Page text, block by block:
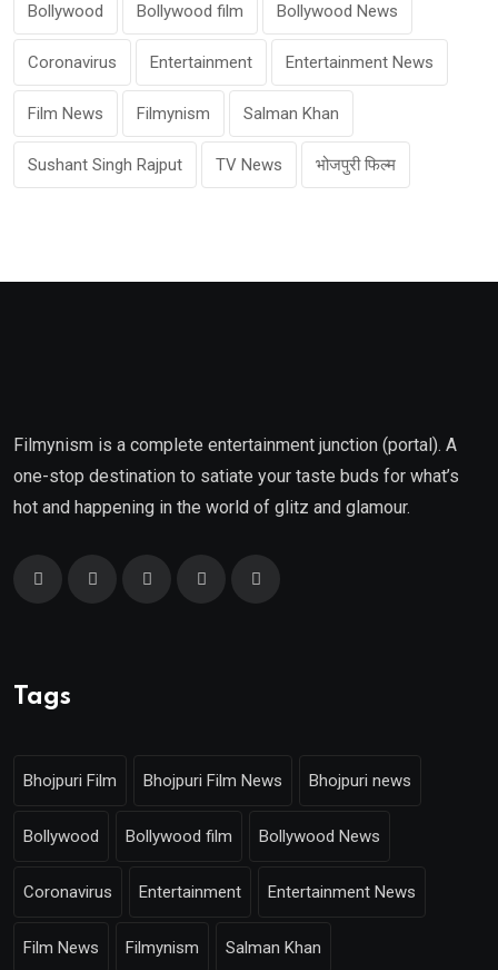
Bollywood Bollywood film Bollywood News
Coronavirus Entertainment Entertainment News
Film News Filmynism Salman Khan
Sushant Singh Rajput TV News भोजपुरी फिल्म
Filmynism is a complete entertainment junction (portal). A
one-stop destination to satiate your taste buds for what’s
hot and happening in the world of glitz and glamour.
Tags
Bhojpuri Film Bhojpuri Film News Bhojpuri news
Bollywood Bollywood film Bollywood News
Coronavirus Entertainment Entertainment News
Film News Filmynism Salman Khan